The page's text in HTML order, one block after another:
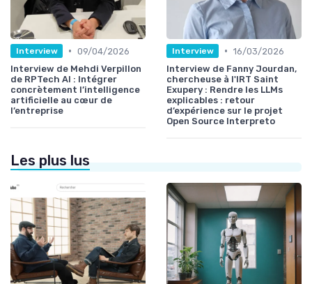
Interview • 09/04/2026
Interview de Mehdi Verpillon
de RPTech AI : Intégrer
concrètement l’intelligence
artificielle au cœur de
l’entreprise
Interview • 16/03/2026
Interview de Fanny Jourdan,
chercheuse à l'IRT Saint
Exupery : Rendre les LLMs
explicables : retour
d’expérience sur le projet
Open Source Interpreto
Les plus lus